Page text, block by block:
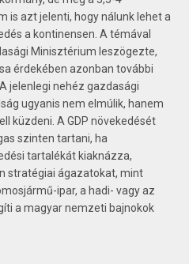
is azt jelenti, hogy nálunk lehet a
a kontinensen. A témával
Minisztérium leszögezte,
érdekében azonban további
jelenlegi nehéz gazdasági
ugyanis nem elmúlik, hanem
küzdeni. A GDP növekedését
szinten tartani, ha
tartalékát kiaknázza,
stratégiai ágazatokat, mint
ipar, a hadi- vagy az
a magyar nemzeti bajnokok